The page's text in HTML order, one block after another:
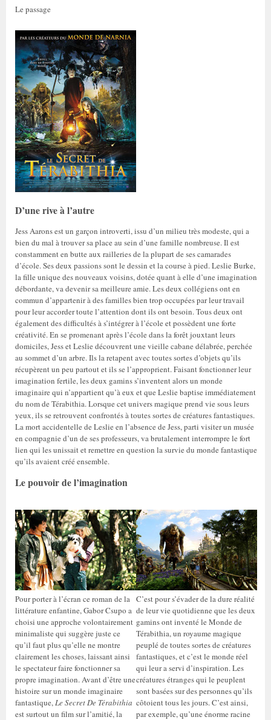
Le passage
D’une rive à l’autre
Jess Aarons est un garçon introverti, issu d’un milieu très modeste, qui a
bien du mal à trouver sa place au sein d’une famille nombreuse. Il est
constamment en butte aux railleries de la plupart de ses camarades
d’école. Ses deux passions sont le dessin et la course à pied. Leslie Burke,
la fille unique des nouveaux voisins, dotée quant à elle d’une imagination
débordante, va devenir sa meilleure amie. Les deux collégiens ont en
commun d’appartenir à des familles bien trop occupées par leur travail
pour leur accorder toute l’attention dont ils ont besoin. Tous deux ont
également des difficultés à s’intégrer à l’école et possèdent une forte
créativité. En se promenant après l’école dans la forêt jouxtant leurs
domiciles, Jess et Leslie découvrent une vieille cabane délabrée, perchée
au sommet d’un arbre. Ils la retapent avec toutes sortes d’objets qu’ils
récupèrent un peu partout et ils se l’approprient. Faisant fonctionner leur
imagination fertile, les deux gamins s’inventent alors un monde
imaginaire qui n’appartient qu’à eux et que Leslie baptise immédiatement
du nom de Térabithia. Lorsque cet univers magique prend vie sous leurs
yeux, ils se retrouvent confrontés à toutes sortes de créatures fantastiques.
La mort accidentelle de Leslie en l’absence de Jess, parti visiter un musée
en compagnie d’un de ses professeurs, va brutalement interrompre le fort
lien qui les unissait et remettre en question la survie du monde fantastique
qu’ils avaient créé ensemble.
Le pouvoir de l’imagination
C’est pour s’évader de la dure réalité
de leur vie quotidienne que les deux
gamins ont inventé le Monde de
Térabithia, un royaume magique
peuplé de toutes sortes de créatures
fantastiques, et c’est le monde réel
qui leur a servi d’inspiration. Les
créatures étranges qui le peuplent
sont basées sur des personnes qu’ils
côtoient tous les jours. C’est ainsi,
par exemple, qu’une énorme racine
Pour porter à l’écran ce roman de la
littérature enfantine, Gabor Csupo a
choisi une approche volontairement
minimaliste qui suggère juste ce
qu’il faut plus qu’elle ne montre
clairement les choses, laissant ainsi
le spectateur faire fonctionner sa
propre imagination. Avant d’être une
histoire sur un monde imaginaire
fantastique,Le Secret De Térabithia
est surtout un film sur l’amitié, la